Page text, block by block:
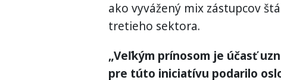
ako vyvážený mix zástupcov
tretieho sektora.
„Veľkým prínosom je účasť
pre túto iniciatívu podarilo